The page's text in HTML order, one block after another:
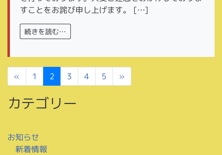
すことをお詫び申し上げます。 […]
続きを読む…
投稿ナビゲーション
« 1 2 3 4 5 »
カテゴリー
お知らせ
新着情報